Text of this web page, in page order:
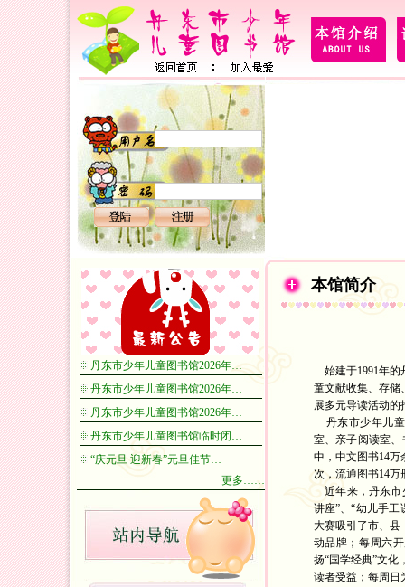
丹东市少年儿童图书馆2026年…
丹东市少年儿童图书馆2026年…
丹东市少年儿童图书馆2026年…
丹东市少年儿童图书馆临时闭…
“庆元旦 迎新春”元旦佳节…
更多……
本馆简介
始建于1991年的
童文献收集、存储
展多元导读活动的
丹东市少年儿童
室、亲子阅读室
中，中文图书14万
次，流通图书14万
近年来，丹东市
讲座”、“幼儿手
大赛吸引了市、县
动品牌；每周六
扬“国学经典”文化
读者受益；每周日